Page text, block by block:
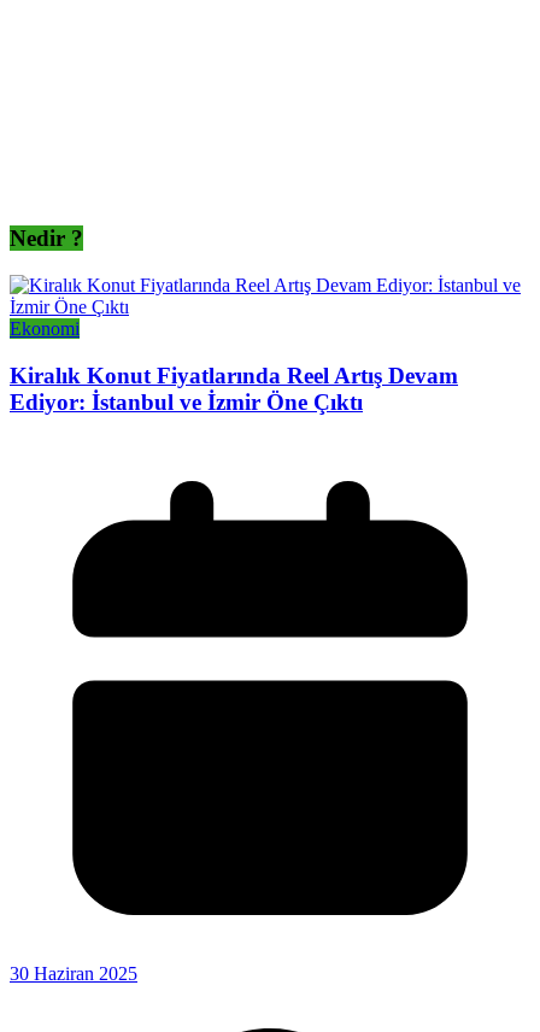
Nedir ?
Ekonomi
Kiralık Konut Fiyatlarında Reel Artış Devam
Ediyor: İstanbul ve İzmir Öne Çıktı
30 Haziran 2025